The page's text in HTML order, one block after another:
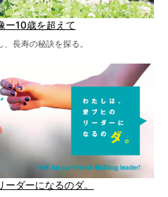
ー10歳を超えて
長寿の秘訣を探る。
ーダーになるのダ。